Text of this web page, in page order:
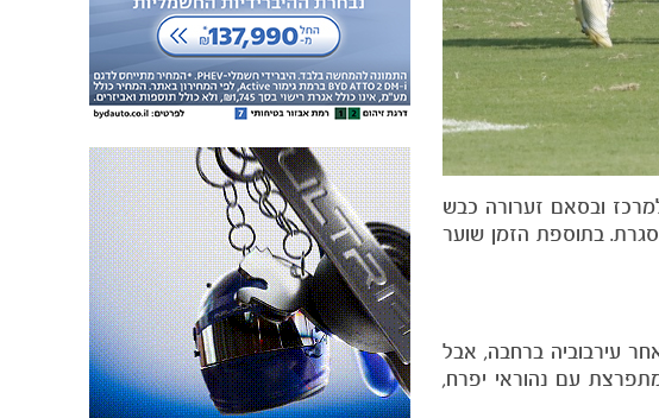
למרכז ובסאם זערורה כבש
בתוספת הזמן שוער
65 היא התקרבה לשער מצמק לאחר עירבוביה ברחבה, אבל
בדקה ה-87 חיפה יצאה להתקפה מתפרצת עם נהוראי יפרח,